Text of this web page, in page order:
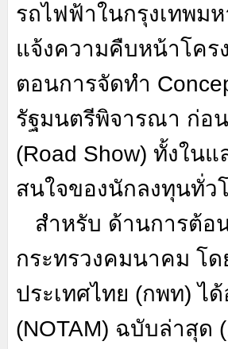
รถไฟฟ้าในกรุงเทพม
แจ้งความคืบหน้าโคร
ตอนการจัดทำ
รัฐมนตรีพิจารณา ก่อ
(Road Show) ทั้งในแ
สนใจของนักลงทุนทั่ว
สำหรับ ด้านการต้อ
กระทรวงคมนาคม โ
ประเทศไทย (กพท) ไ
(NOTAM) ฉบับล่าสุด